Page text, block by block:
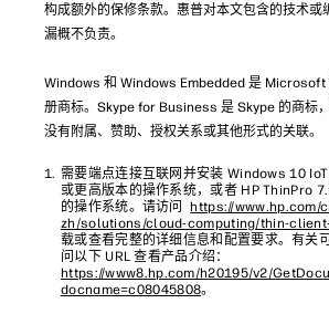
构成额外的保修条款。惠普对本文包含的技术或
漏概不负责。
Windows 和 Windows Embedded 是 Microsoft
册商标。Skype for Business 是 Skype 的商标
没有附属、赞助、授权关系或其他形式的关联。
需要端点连接互联网并安装 Windows 10
或更高版本的操作系统，或者 HP ThinPro
的操作系统。请访问https://www.hp.com/
zh/solutions/cloud-computing/thin-
载或查看完整的详细信息和配置要求。有关
问以下 URL 查看产品介绍：
https://www8.hp.com/h20195/v2/
docname=c08045808。